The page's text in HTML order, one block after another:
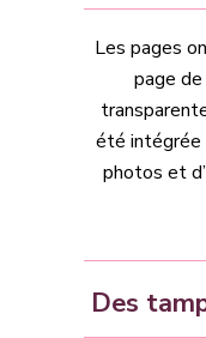
Les pages
page
été intégrée
photos et
Des